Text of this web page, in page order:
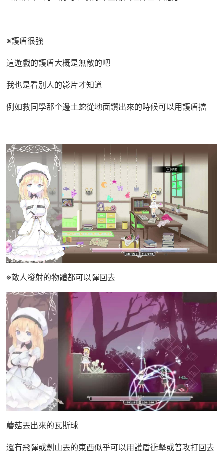
※護盾很強
這遊戲的護盾大概是無敵的吧
我也是看別人的影片才知道
例如救同學那个邊土蛇從地面鑽出來的時候可以用護盾擋
※敵人發射的物體都可以彈回去
蘑菇丟出來的瓦斯球
還有飛彈或劍山丟的東西似乎可以用護盾衝擊或普攻打回去